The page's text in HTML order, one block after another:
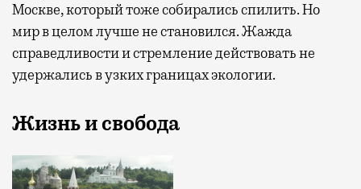
Москве, который тоже собирались спилить. Но
мир в целом лучше не становился. Жажда
справедливости и стремление действовать не
удержались в узких границах экологии.
Жизнь и свобода